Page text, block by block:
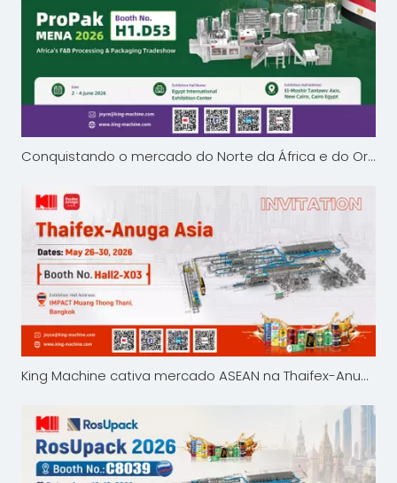
Conquistando o mercado do Norte da África e do Oriente Médio! King Machine apresenta soluções avançadas de embalagem de líquidos na ProPak MENA 2026
King Machine cativa mercado ASEAN na Thaifex-Anuga Asia 2026